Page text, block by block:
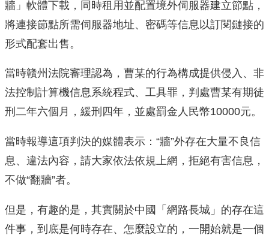
牆」軟體下載，同時租用並配置境外伺服器建立節點，
將連接節點所需伺服器地址、密碼等信息以訂閱鏈接的
形式配套出售。
當時贛州法院審理認為，曹某的行為構成提供侵入、非
法控制計算機信息系統程式、工具罪，判處曹某有期徒
刑二年六個月，緩刑四年，並處罰金人民幣10000元。
當時報導這項判決的媒體表示：“牆”外存在大量不良信
息、違法內容，請大家依法依規上網，拒絕有害信息，
不做“翻牆”者。
但是，有趣的是，其實關於中國「網路長城」的存在這
件事，到底是何時存在、怎麼設立的，一開始就是一個